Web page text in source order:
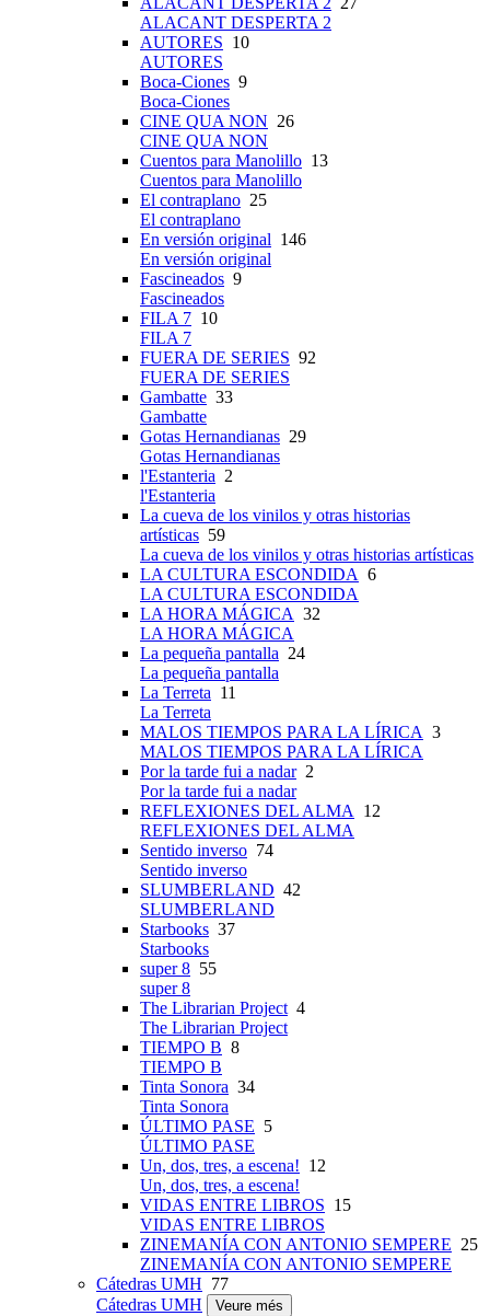
ALACANT DESPERTA 2
AUTORES 10
AUTORES
Boca-Ciones 9
Boca-Ciones
CINE QUA NON 26
CINE QUA NON
Cuentos para Manolillo 13
Cuentos para Manolillo
El contraplano 25
El contraplano
En versión original 146
En versión original
Fascineados 9
Fascineados
FILA 7 10
FILA 7
FUERA DE SERIES 92
FUERA DE SERIES
Gambatte 33
Gambatte
Gotas Hernandianas 29
Gotas Hernandianas
l'Estanteria 2
l'Estanteria
La cueva de los vinilos y otras historias
artísticas 59
La cueva de los vinilos y otras historias artísticas
LA CULTURA ESCONDIDA 6
LA CULTURA ESCONDIDA
LA HORA MÁGICA 32
LA HORA MÁGICA
La pequeña pantalla 24
La pequeña pantalla
La Terreta 11
La Terreta
MALOS TIEMPOS PARA LA LÍRICA 3
MALOS TIEMPOS PARA LA LÍRICA
Por la tarde fui a nadar2
Por la tarde fui a nadar
REFLEXIONES DEL ALMA 12
REFLEXIONES DEL ALMA
Sentido inverso 74
Sentido inverso
SLUMBERLAND 42
SLUMBERLAND
Starbooks 37
Starbooks
super 8 55
super 8
The Librarian Project4
The Librarian Project
TIEMPO B 8
TIEMPO B
Tinta Sonora 34
Tinta Sonora
ÚLTIMO PASE 5
ÚLTIMO PASE
Un, dos, tres, a escena! 12
Un, dos, tres, a escena!
VIDAS ENTRE LIBROS 15
VIDAS ENTRE LIBROS
ZINEMANÍA CON ANTONIO SEMPERE 25
ZINEMANÍA CON ANTONIO SEMPERE
Cátedras UMH 77
Cátedras UMH
Veure més